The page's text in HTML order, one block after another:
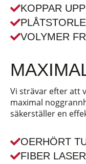
KOPPAR
VOLYMER
Vi strävar efter att
maximal
säkerställer en
OERHÖRT
FIBER